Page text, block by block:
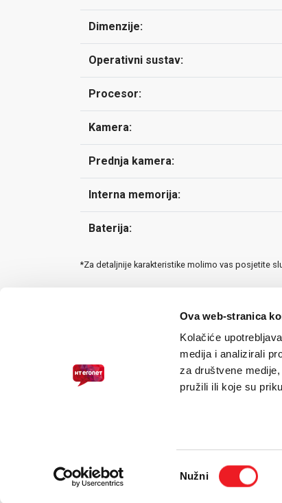
Ova web-stranica
Kolačiće
medija i analizirali
za društvene
pružili ili koje su
pristanka
Nužni
Dimenzije:
Operativni sustav:
Procesor:
Kamera:
Prednja kamera:
Interna memorija:
Baterija:
*Za detaljnije karakteristike molimo vas posjetite
PRISTUPAČNOST ZA SLABOVIDNE